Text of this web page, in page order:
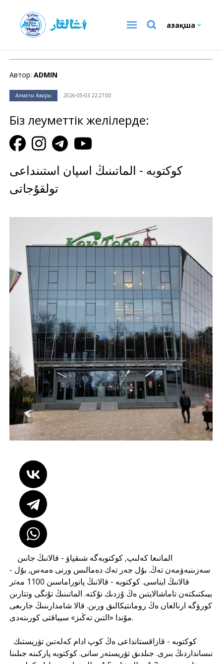
Қазақша
Автор: ADMIN
Алматы Ажары 2026-05-03 22:27:00
Біз әлеуметтік желілерде:
كوكتوبە - الماتىنىڭ اسپان استىنداعى
تولقۇجاتى
سەزىنبەۋمەن تەڭ. بۇل جەر تەك دەمالىس ورنى ەمەس, بۇل -
قالانىڭ ايناسى. كوكتوبە - قالانىڭ پانوراماسىن 1100 مەتر
بيىكتىكتەن تاماشالايتىن ەڭ ۇزدىك نۇكتە. الماتىنىڭ تۇنگى وتتارىن
كورۋگە ارنالعان ەڭ رومانتيكالىق ورىن. قالا شامدارىنىڭ جارىعى
مۇندا «التىن تەڭىز» سيياقتى كورىنەدى.
نىسانداردىڭ بىرى. جىلدىق تۋريستەر سانى. كوكتوبە پاركىنە جىلىنا